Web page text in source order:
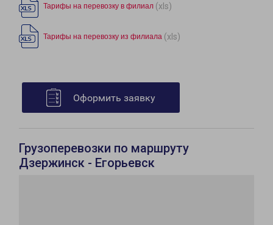
Тарифы на перевозку в филиал (xls)
Тарифы на перевозку из филиала (xls)
Оформить заявку
Грузоперевозки по маршруту
Дзержинск - Егорьевск